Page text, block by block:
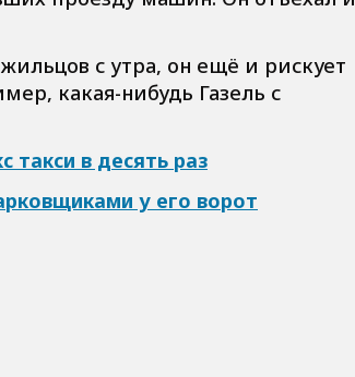
с утра, он ещё и рискует
какая-нибудь Газель с
такси в десять раз
у его ворот